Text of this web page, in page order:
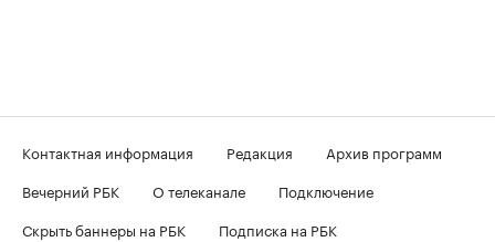
Контактная информация Редакция
Архив программ
Вечерний РБК
О телеканале
Подключение
Скрыть баннеры на РБК
Подписка на РБК